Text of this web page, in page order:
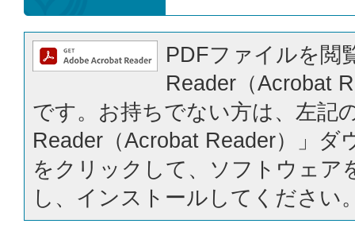
PDFファイルを閲
Reader（Acrobat
です。お持ちでない方は、左記
Reader（Acrobat Reader）」ダ
をクリックして、ソフトウェア
し、インストールしてください